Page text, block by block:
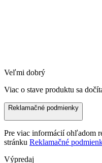
Veľmi dobrý
Viac o stave produktu sa
Reklamačné podmienky
Pre viac informácií ohľadom
stránku Reklamačné
Výpredaj